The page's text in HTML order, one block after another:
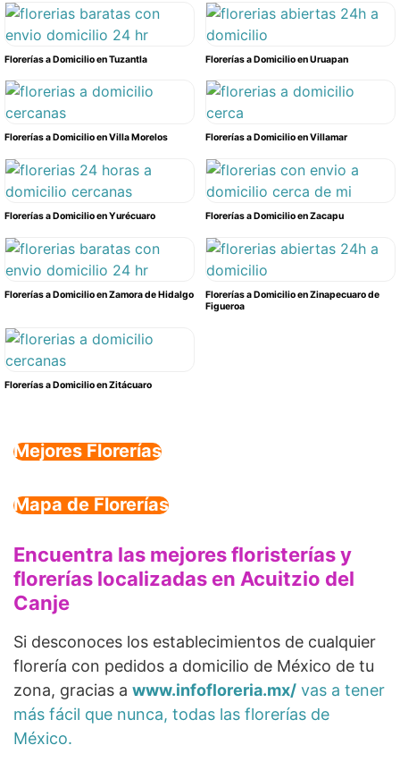
Florerías a Domicilio en Tuzantla Florerías a Domicilio en Uruapan
Florerías a Domicilio en Villa Morelos Florerías a Domicilio en Villamar
Florerías a Domicilio en Yurécuaro Florerías a Domicilio en Zacapu
Florerías a Domicilio en Zamora de Hidalgo
Florerías a Domicilio en Zinapecuaro de
Figueroa
Florerías a Domicilio en Zitácuaro
Mejores Florerías
Mapa de Florerías
Encuentra las mejores floristerías y
florerías localizadas en Acuitzio del
Canje
Si desconoces los establecimientos de cualquier
florería con pedidos a domicilio de México de tu
zona, gracias a www.infofloreria.mx/ vas a tener
más fácil que nunca, todas las florerías de
México.